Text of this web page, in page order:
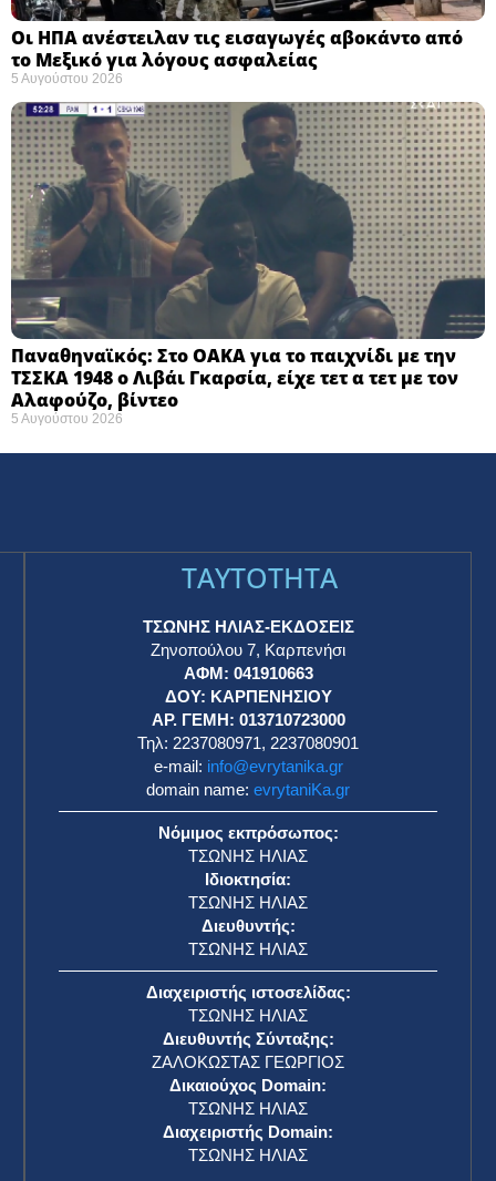
Οι ΗΠΑ ανέστειλαν τις εισαγωγές αβοκάντο από
το Μεξικό για λόγους ασφαλείας
5 Αυγούστου 2026
Παναθηναϊκός: Στο ΟΑΚΑ για το παιχνίδι με την
ΤΣΣΚΑ 1948 ο Λιβάι Γκαρσία, είχε τετ α τετ με τον
Αλαφούζο, βίντεο
5 Αυγούστου 2026
TAYTOTHTA
ΤΣΩΝΗΣ ΗΛΙΑΣ-ΕΚΔΟΣΕΙΣ
Ζηνοπούλου 7, Καρπενήσι
ΑΦΜ: 041910663
ΔΟΥ: ΚΑΡΠΕΝΗΣΙΟΥ
ΑΡ. ΓΕΜΗ: 013710723000
Τηλ: 2237080971, 2237080901
e-mail: info@evrytanika.gr
domain name: evrytaniKa.gr
Νόμιμος εκπρόσωπος:
ΤΣΩΝΗΣ ΗΛΙΑΣ
Ιδιοκτησία:
ΤΣΩΝΗΣ ΗΛΙΑΣ
Διευθυντής:
ΤΣΩΝΗΣ ΗΛΙΑΣ
Διαχειριστής ιστοσελίδας:
ΤΣΩΝΗΣ ΗΛΙΑΣ
Διευθυντής Σύνταξης:
ΖΑΛΟΚΩΣΤΑΣ ΓΕΩΡΓΙΟΣ
Δικαιούχος Domain:
ΤΣΩΝΗΣ ΗΛΙΑΣ
Διαχειριστής Domain:
ΤΣΩΝΗΣ ΗΛΙΑΣ